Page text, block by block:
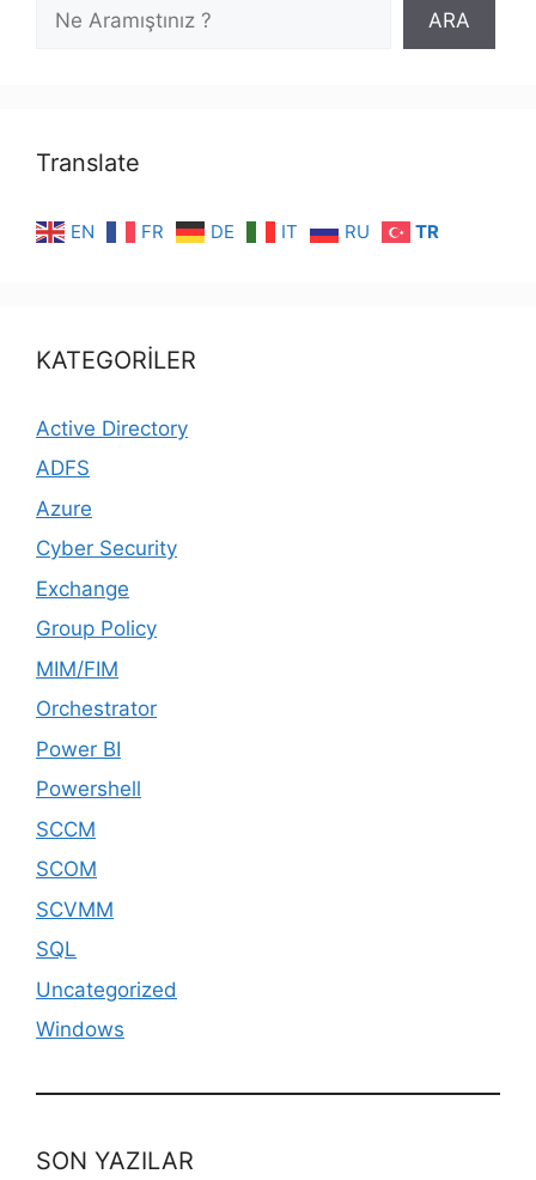
ARA
Translate
EN FR DE IT RU TR
KATEGORİLER
Active Directory
ADFS
Azure
Cyber Security
Exchange
Group Policy
MIM/FIM
Orchestrator
Power BI
Powershell
SCCM
SCOM
SCVMM
SQL
Uncategorized
Windows
SON YAZILAR